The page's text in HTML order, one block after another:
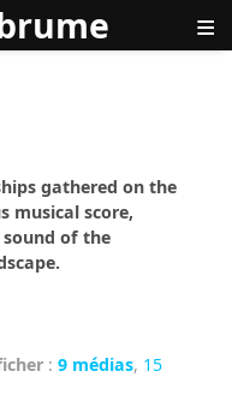
≡
gathered on the
musical score,
of the
:9 médias, 15